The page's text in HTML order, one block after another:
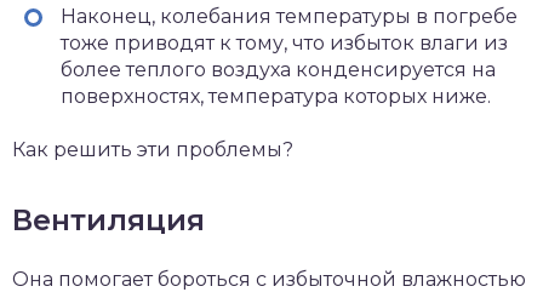
Наконец, колебания температуры в погребе
тоже приводят к тому, что избыток влаги из
более теплого воздуха конденсируется на
поверхностях, температура которых ниже.
Как решить эти проблемы?
Вентиляция
Она помогает бороться с избыточной влажностью